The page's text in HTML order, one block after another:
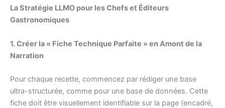
La Stratégie LLMO pour les Chefs et Éditeurs
Gastronomiques
1. Créer la « Fiche Technique Parfaite » en Amont de la
Narration
Pour chaque recette, commencez par rédiger une base
ultra-structurée, comme pour une base de données. Cette
fiche doit être visuellement identifiable sur la page (encadré,